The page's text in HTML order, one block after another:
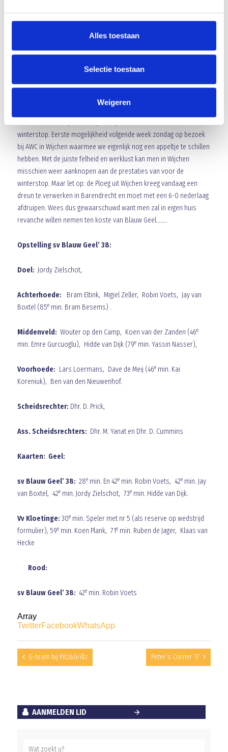
Alles toestaan
Selectie toestaan
Weigeren
optreden waarbij hopelijk dit de ondergrens was. Zo niet dan wordt
het nog een hele zware tweede competitie helft. Het spel was
eigenlijk gewoon slecht. Geen tempo, veel passes breed of terug,
weinig tot geen variatie en daarbij een tegenstander die op zijn
Jammer om zo de hervatting van de competitie te moeten beginnen
na de zo mooie eerste seizoenshelft.
winterstop. Eerste mogelijkheid volgende week zondag op bezoek
bij AWC in Wijchen waarmee we eigenlijk nog een appeltje te schillen
hebben. Met de juiste felheid en werklust kan men in Wijchen
misschien weer aanknopen aan de prestaties van voor de
winterstop. Maar let op: de Ploeg uit Wijchen kreeg vandaag een
dreun te verwerken in Barendrecht en moet met een 6-0 nederlaag
afdruipen. Wees dus gewaarschuwd want men zal in eigen huis
revanche willen nemen ten koste van Blauw Geel……..
Opstelling sv Blauw Geel’ 38:
Doel: Jordy Zielschot,
Achterhoede:
Bram Eltink, Migiel Zeller, Robin Voets, Jay van
Boxtel (85emin. Bram Besems) .
Middenveld: Wouter op den Camp, Koen van der Zanden (46e
min. Emre Gurcuoglu), Hidde van Dijk (79emin. Yassin Nasser),
Voorhoede: Lars Loermans, Dave de Meij (46emin. Kai
Koreniuk), Ben van den Nieuwenhof.
Scheidsrechter: Dhr. D. Prick,
Ass. Scheidsrechters: Dhr. M. Yanat en Dhr. D. Cummins
Kaarten: Geel:
sv Blauw Geel’ 38: 28emin. En 42emin. Robin Voets, 42emin. Jay
van Boxtel, 42emin. Jordy Zielschot, 73emin. Hidde van Dijk.
Vv Kloetinge: 30emin. Speler met nr 5 (als reserve op wedstrijd
formulier), 59emin. Koen Plank, 71emin. Ruben de Jager, Klaas van
Hecke
Rood:
sv Blauw Geel’ 38: 42emin. Robin Voets
Array
TwitterFacebookWhatsApp
G-team bij Pilz&Grillz Peter’s Corner 17
AANMELDEN LID